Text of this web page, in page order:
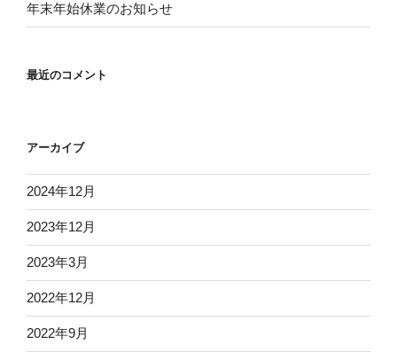
年末年始休業のお知らせ
最近のコメント
アーカイブ
2024年12月
2023年12月
2023年3月
2022年12月
2022年9月